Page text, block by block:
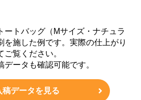
ートバッグ（Mサイズ・ナチュラ
を施した例です。実際の仕上がり
覧ください。
データも確認可能です。
稿データを見る